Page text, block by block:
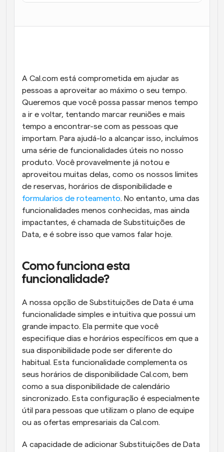
Automatizar agendamento e lembretes
Reuniões Instantâneas
Reunião com clientes em minutos
Links de Grupo Dinâmico
Agende reuniões de forma fluida com várias pessoas
Webhooks
Receba notificações quando algo acontecer
A Cal.com está comprometida em ajudar as
pessoas a aproveitar ao máximo o seu tempo.
Queremos que você possa passar menos tempo
a ir e voltar, tentando marcar reuniões e mais
tempo a encontrar-se com as pessoas que
importam. Para ajudá-lo a alcançar isso, incluímos
uma série de funcionalidades úteis no nosso
produto. Você provavelmente já notou e
aproveitou muitas delas, como os nossos limites
formularios de roteamento. No entanto, uma das
funcionalidades menos conhecidas, mas ainda
impactantes, é chamada de Substituições de
Data, e é sobre isso que vamos falar hoje.
Como funciona esta
funcionalidade?
A nossa opção de Substituições de Data é uma
funcionalidade simples e intuitiva que possui um
grande impacto. Ela permite que você
especifique dias e horários específicos em que a
sua disponibilidade pode ser diferente do
habitual. Esta funcionalidade complementa os
seus horários de disponibilidade Cal.com, bem
como a sua disponibilidade de calendário
sincronizado. Esta configuração é especialmente
útil para pessoas que utilizam o plano de equipe
ou as ofertas empresariais da Cal.com.
A capacidade de adicionar Substituições de Data